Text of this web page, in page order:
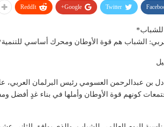
Twitter
Google+
ReddIt
للشباب*
الشباب هم قوة الأوطان ومحرك أساسي
بن عبدالرحمن العسومي رئيس البرلمان العربي،
كونهم قوة الأوطان وأملها في بناء غدٍ أفضل